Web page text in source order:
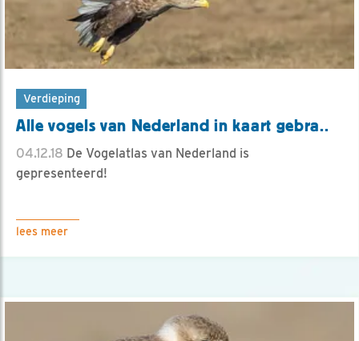
Verdieping
Alle vogels van Nederland in kaart gebra..
04.12.18 De Vogelatlas van Nederland is
gepresenteerd!
lees meer